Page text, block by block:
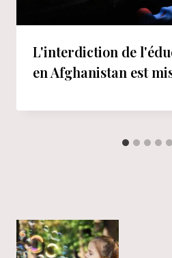
L'interdiction de
en Afghanistan est